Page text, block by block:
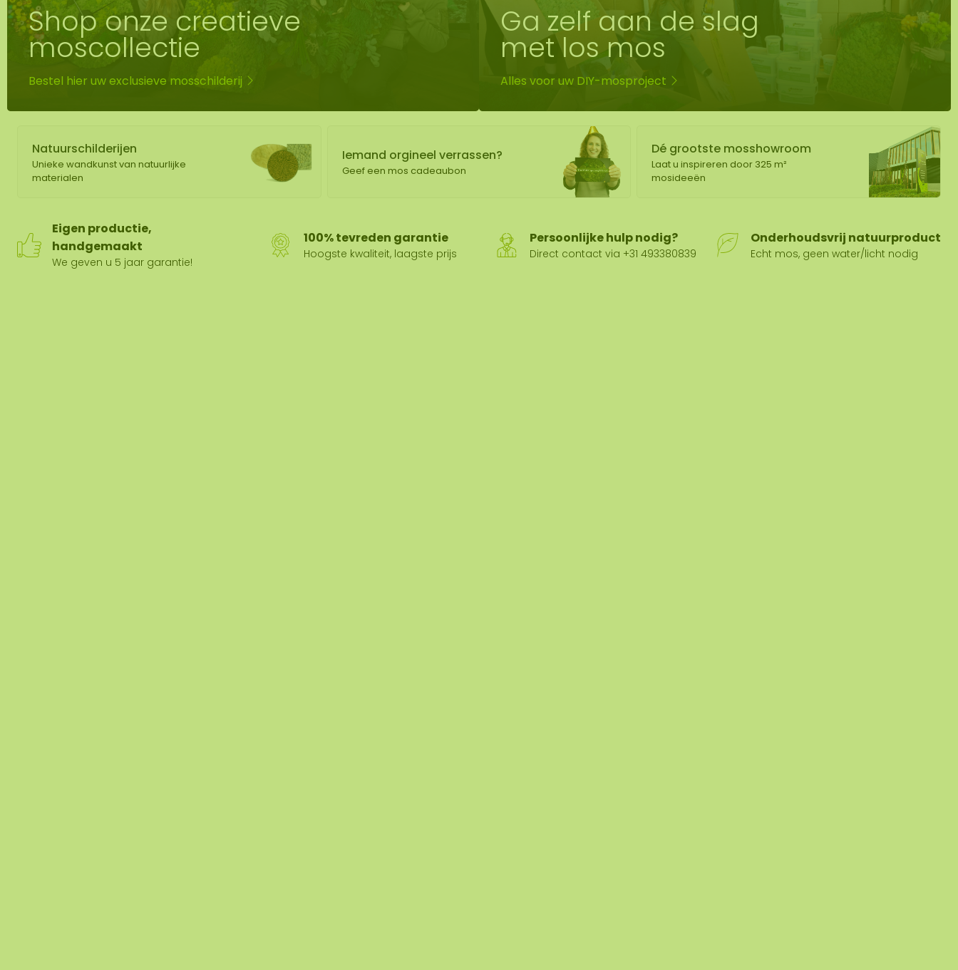
Mos spiegel
Mobiele moswand
Shop onze creatieve
moscollectie
Bestel hier uw exclusieve mosschilderij
Ga zelf aan de slag
met los mos
Alles voor uw DIY-mosproject
Natuurschilderijen
Unieke wandkunst van natuurlijke
materialen
Iemand orgineel verrassen?
Geef een mos cadeaubon
Dé grootste mosshowroom
Laat u inspireren door 325 m²
mosideeën
Eigen productie,
handgemaakt
We geven u 5 jaar garantie!
100% tevreden garantie
Hoogste kwaliteit, laagste prijs
Persoonlijke hulp nodig?
Direct contact via +31 493380839
Onderhoudsvrij natuurproduct
Echt mos, geen water/licht nodig